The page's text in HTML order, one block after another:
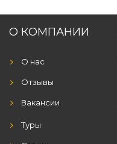
О КОМПАНИИ
О нас
Отзывы
Вакансии
Туры